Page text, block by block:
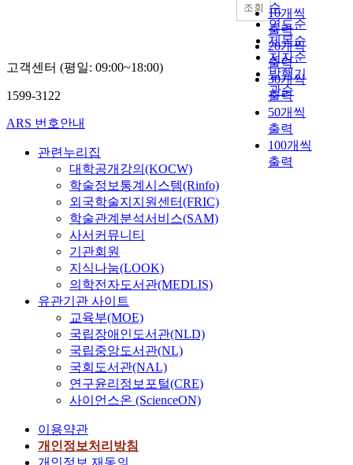
순
연도순
제목순
저자순
발행기
관순
10개씩
출력
20개씩
출력
30개씩
출력
50개씩
출력
100개씩
출력
조회
고객센터 (평일: 09:00~18:00)
1599-3122
ARS 번호안내
관련누리집
대학공개강의(KOCW)
학술정보통계시스템(Rinfo)
외국학술지지원센터(FRIC)
학술관계분석서비스(SAM)
사서커뮤니티
기관회원
지식나눔(LOOK)
의학전자도서관(MEDLIS)
유관기관 사이트
교육부(MOE)
국립장애인도서관(NLD)
국립중앙도서관(NL)
국회도서관(NAL)
연구윤리정보포털(CRE)
사이언스온 (ScienceON)
이용약관
개인정보처리방침